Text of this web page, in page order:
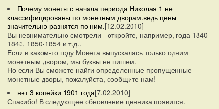
Почему монеты с начала периода Николая 1 не
классифицированы по монетным дворам.ведь цены
значительно разнятся по ним.[12.02.2010]
Вы невнимательно смотрели - откройте, например, года 1840-
1843, 1850-1854 и т.д..
Если в каком-то году Монета выпускалась только одним
монетным двором, мы буквы не пишем.
Но если Вы сможете найти определенные пропущенные
монетные дворы, пожалуйста, сообщите нам!
нет 3 копейки 1901 года[7.02.2010]
Спасибо! В следующее обновление ценника появится.